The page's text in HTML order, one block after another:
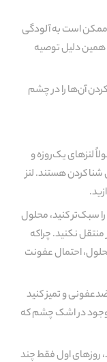
ممکن است به آلودگی
دلیل توصیه
آن‌ها را در چشم
لنزهای یک‌روزه و
شنا کردن هستند. لنز
سبک‌تر کنید، محلول
نکنید. چراکه
احتمال عفونت
و تمیز کنید
موجود در اشک چشم که
روز‌های اول فقط چند